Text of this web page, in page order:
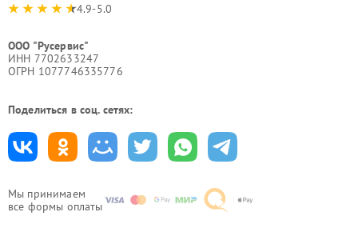
Мы принимаем
все формы оплаты
4.9-5.0
ООО "Русервис"
ИНН 7702633247
ОГРН 1077746335776
Поделиться в соц. сетях: